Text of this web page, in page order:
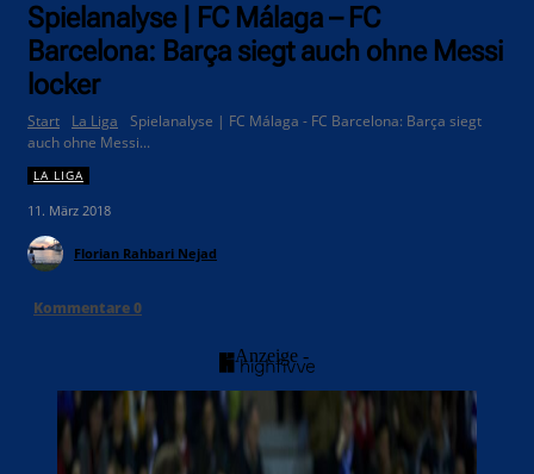
Spielanalyse | FC Málaga – FC
Barcelona: Barça siegt auch ohne Messi
locker
Start La Liga
Spielanalyse | FC Málaga - FC Barcelona: Barça siegt
auch ohne Messi...
LA LIGA
11. März 2018
Florian Rahbari Nejad
Kommentare0
- Anzeige -